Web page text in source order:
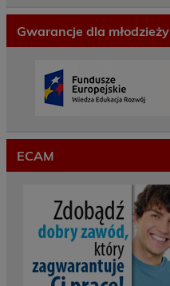
Gwarancje dla młodzieży
ECAM